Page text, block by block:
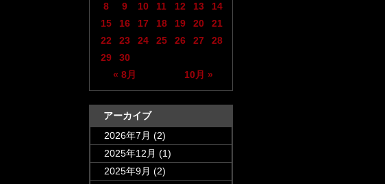
« 8月 10月 »
8
9 10 11 12 13
14
15
16 17 18 19 20
21
22
23 24 25 26 27
28
29
30
アーカイブ
2026年7月 (2)
2025年12月 (1)
2025年9月 (2)